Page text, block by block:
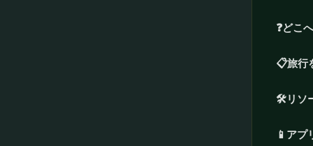
❓どこ
📋旅行
🛠️リソ
📱 アプ